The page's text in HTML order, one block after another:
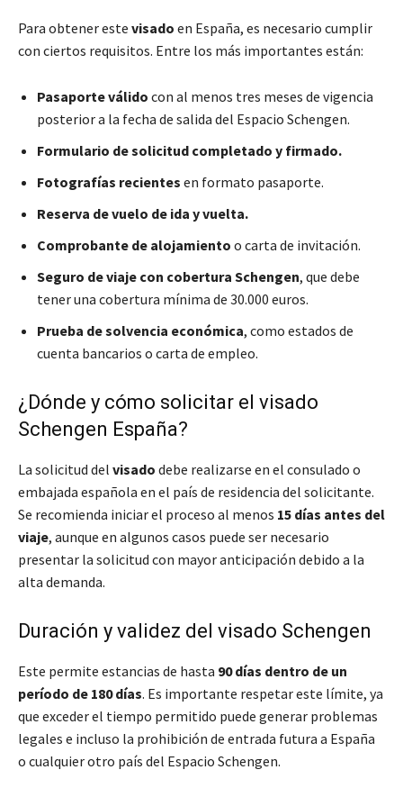
Para obtener este visado en España, es necesario cumplir
con ciertos requisitos. Entre los más importantes están:
Pasaporte válido con al menos tres meses de vigencia
posterior a la fecha de salida del Espacio Schengen.
Formulario de solicitud completado y firmado.
Fotografías recientes en formato pasaporte.
Reserva de vuelo de ida y vuelta.
Comprobante de alojamiento o carta de invitación.
Seguro de viaje con cobertura Schengen, que debe
tener una cobertura mínima de 30.000 euros.
Prueba de solvencia económica, como estados de
cuenta bancarios o carta de empleo.
¿Dónde y cómo solicitar el visado
Schengen España?
La solicitud del visado debe realizarse en el consulado o
embajada española en el país de residencia del solicitante.
Se recomienda iniciar el proceso al menos 15 días antes del
viaje, aunque en algunos casos puede ser necesario
presentar la solicitud con mayor anticipación debido a la
alta demanda.
Duración y validez del visado Schengen
Este permite estancias de hasta 90 días dentro de un
período de 180 días. Es importante respetar este límite, ya
que exceder el tiempo permitido puede generar problemas
legales e incluso la prohibición de entrada futura a España
o cualquier otro país del Espacio Schengen.